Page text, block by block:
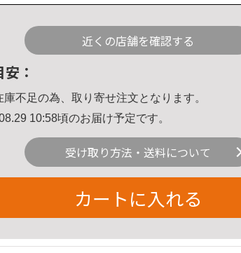
近くの店舗を確認する
：
庫不足の為、取り寄せ注文となります。
10:58頃のお届け予定です。
受け取り方法・送料について
カートに入れる